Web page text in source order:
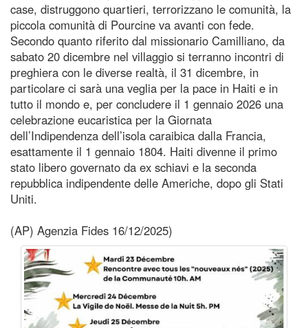
case, distruggono quartieri, terrorizzano le comunità, la
piccola comunità di Pourcine va avanti con fede.
Secondo quanto riferito dal missionario Camilliano, da
sabato 20 dicembre nel villaggio si terranno incontri di
preghiera con le diverse realtà, il 31 dicembre, in
particolare ci sarà una veglia per la pace in Haiti e in
tutto il mondo e, per concludere il 1 gennaio 2026 una
celebrazione eucaristica per la Giornata
dell’Indipendenza dell’isola caraibica dalla Francia,
esattamente il 1 gennaio 1804. Haiti divenne il primo
stato libero governato da ex schiavi e la seconda
repubblica indipendente delle Americhe, dopo gli Stati
Uniti.
(AP) Agenzia Fides 16/12/2025)